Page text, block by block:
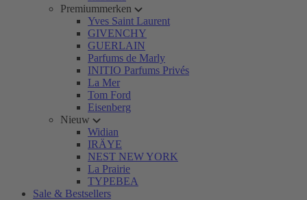
Premiummerken
Yves Saint Laurent
GIVENCHY
GUERLAIN
Parfums de Marly
INITIO Parfums Privés
La Mer
Tom Ford
Eisenberg
Nieuw
Widian
IRÄYE
NEST NEW YORK
La Prairie
TYPEBEA
Sale & Bestsellers